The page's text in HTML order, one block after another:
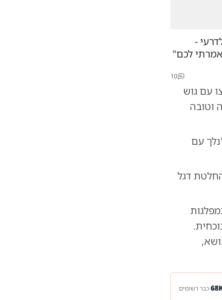
-
לכם"
10
עם גוש
וטובה
עם
דגל
כבר רשומים